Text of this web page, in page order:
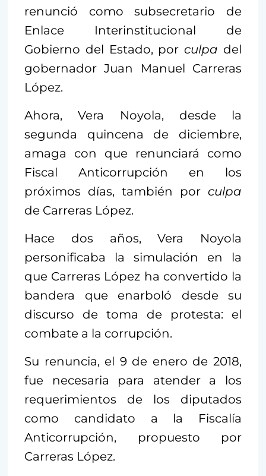
renunció como subsecretario de
Enlace Interinstitucional de
Gobierno del Estado, porculpa del
gobernador Juan Manuel Carreras
López.
Ahora, Vera Noyola, desde la
segunda quincena de diciembre,
amaga con que renunciará como
Fiscal Anticorrupción en los
próximos días, también por culpa
de Carreras López.
Hace dos años, Vera Noyola
personificaba la simulación en la
que Carreras López ha convertido la
bandera que enarboló desde su
discurso de toma de protesta: el
combate a la corrupción.
Su renuncia, el 9 de enero de 2018,
fue necesaria para atender a los
requerimientos de los diputados
como candidato a la Fiscalía
Anticorrupción, propuesto por
Carreras López.